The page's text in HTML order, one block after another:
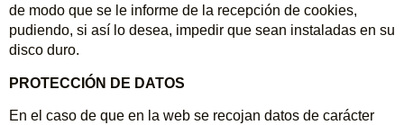
de modo que se le informe de la recepción de cookies,
pudiendo, si así lo desea, impedir que sean instaladas en su
disco duro.
PROTECCIÓN DE DATOS
En el caso de que en la web se recojan datos de carácter